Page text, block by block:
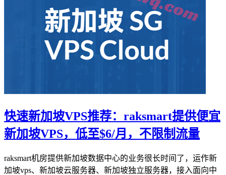
快速新加坡VPS推荐：raksmart提供便宜
新加坡VPS，低至$6/月，不限制流量
raksmart机房提供新加坡数据中心的业务很长时间了，运作新
加坡vps、新加坡云服务器、新加坡独立服务器，接入面向中